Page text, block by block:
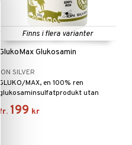
Finns i flera varianter
GlukoMax Glukosamin
ION SILVER
GLUKO/MAX, en 100% ren
glukosaminsulfatprodukt utan
andra tillsatser.
fr. 199 kr